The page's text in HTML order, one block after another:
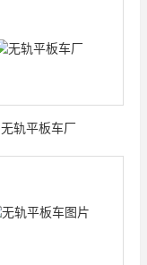
无轨平板车厂